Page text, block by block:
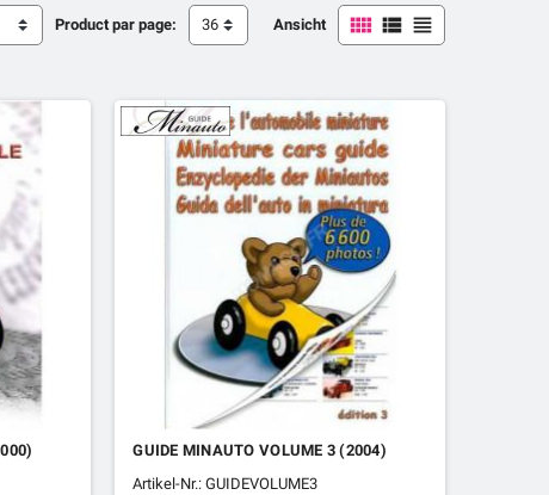
Product par page: 36 Ansicht   
GUIDE MINAUTO VOLUME 3 (2004)
Artikel-Nr.: GUIDEVOLUME3